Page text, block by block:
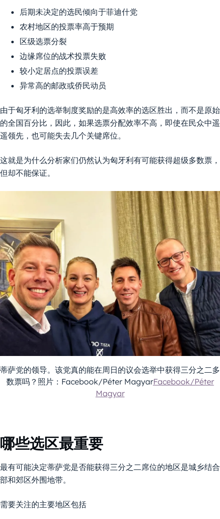
后期未决定的选民倾向于菲迪什党
农村地区的投票率高于预期
区级选票分裂
边缘席位的战术投票失败
较小定居点的投票误差
异常高的邮政或侨民动员
由于匈牙利的选举制度奖励的是高效率的选区胜出，而不是原始
的全国百分比，因此，如果选票分配效率不高，即使在民众中遥
遥领先，也可能失去几个关键席位。
这就是为什么分析家们仍然认为匈牙利有可能获得超级多数票，
但却不能保证。
蒂萨党的领导。该党真的能在周日的议会选举中获得三分之二多
数票吗？照片：Facebook/Péter MagyarFacebook/Péter
Magyar
哪些选区最重要
最有可能决定蒂萨党是否能获得三分之二席位的地区是城乡结合
部和郊区外围地带。
需要关注的主要地区包括